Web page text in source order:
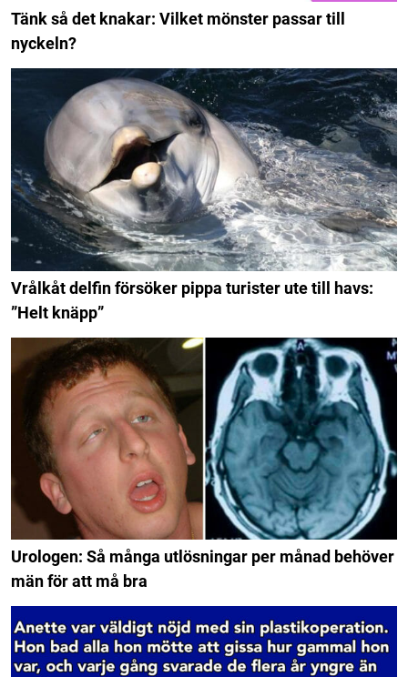
Tänk så det knakar: Vilket mönster passar till
nyckeln?
Vrålkåt delfin försöker pippa turister ute till havs:
”Helt knäpp”
Urologen: Så många utlösningar per månad behöver
män för att må bra